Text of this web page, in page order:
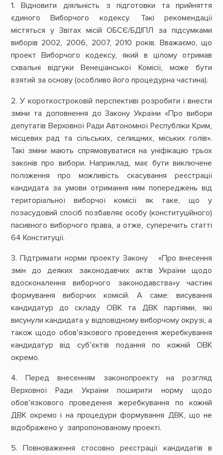
1. Відновити діяльність з підготовки та прийняття
єдиного Виборчого кодексу. Такі рекомендації
містяться у Звітах місій ОБСЄ/БДІПЛ за підсумками
виборів 2002, 2006, 2007, 2010 років. Вважаємо, що
проект Виборчого кодексу, який в цілому отримав
схвальні відгуки Венеціанської Комісії, може бути
взятий за основу (особливо його процедурна частина).
2. У короткостроковій перспективі розробити і внести
зміни та доповнення до Закону України «Про вибори
депутатів Верховної Ради Автономної Республіки Крим,
місцевих рад та сільських, селищних, міських голів».
Такі зміни мають спрямовуватися на уніфікацію трьох
законів про вибори. Наприклад, має бути виключене
положення про можливість скасування реєстрації
кандидата за умови отримання ним попереджень від
територіальної виборчої комісії як таке, що у
позасудовий спосіб позбавляє особу (конституційного)
пасивного виборчого права, а отже, суперечить статті
64 Конституції.
3. Підтримати норми проекту Закону «Про внесення
змін до деяких законодавчих актів України щодо
вдосконалення виборчого законодавства»у частині
формування виборчих комісій. А саме: висування
кандидатур до складу ОВК та ДВК партіями, які
висунули кандидата у відповідному виборчому окрузі, а
також щодо обов’язкового проведення жеребкування
кандидатур від суб’єктів подання по кожній ОВК
окремо.
4. Перед внесенням законопроекту на розгляд
Верховної Ради України поширити норму щодо
обов’язкового проведення жеребкування по кожній
ДВК окремо і на процедури формування ДВК, що не
відображено у запропонованому проекті.
5. Повноваження стосовно реєстрації кандидатів в